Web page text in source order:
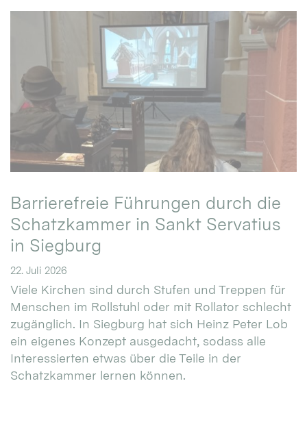
Barrierefreie Führungen durch die
Schatzkammer in Sankt Servatius
in Siegburg
22. Juli 2026
Viele Kirchen sind durch Stufen und Treppen für
Menschen im Rollstuhl oder mit Rollator schlecht
zugänglich. In Siegburg hat sich Heinz Peter Lob
ein eigenes Konzept ausgedacht, sodass alle
Interessierten etwas über die Teile in der
Schatzkammer lernen können.